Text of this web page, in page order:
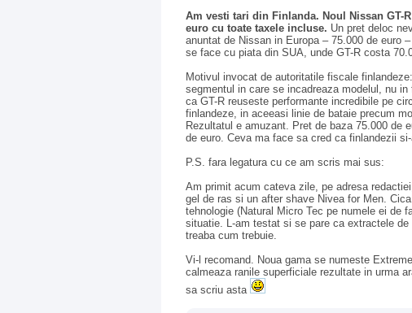
Am vesti tari din Finlanda. Noul Nissan GT-
euro cu toate taxele incluse. Un pret deloc
anuntat de Nissan in Europa – 75.000 de euro
se face cu piata din SUA, unde GT-R costa
Motivul invocat de autoritatile fiscale
segmentul in care se incadreaza modelul, nu
ca GT-R reuseste performante incredibile pe
finlandeze, in aceeasi linie de bataie precum
Rezultatul e amuzant. Pret de baza 75.000 de
de euro. Ceva ma face sa cred ca finlandezii
P.S. fara legatura cu ce am scris mai sus:
Am primit acum cateva zile, pe adresa
gel de ras si un after shave Nivea for Men.
tehnologie (Natural Micro Tec pe numele ei de
situatie. L-am testat si se pare ca extractele
treaba cum trebuie.
Vi-l recomand. Noua gama se numeste
calmeaza ranile superficiale rezultate in urma
sa scriu asta